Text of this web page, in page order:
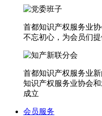
首都知识产权服务业
不忘初心，为会员们提
首都知识产权服务业
知识产权服务业协会
成立
会员服务